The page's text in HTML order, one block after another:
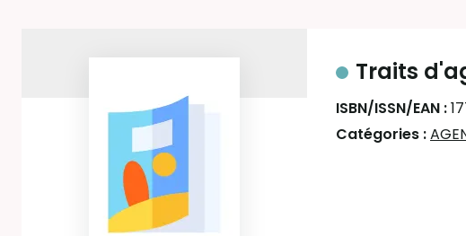
Traits
ISBN/ISSN/EAN :
Catégories :